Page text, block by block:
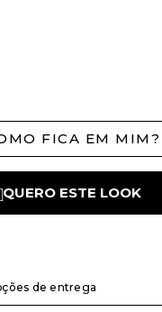
FICA EM MIM?
QUERO ESTE LOOK
de entrega